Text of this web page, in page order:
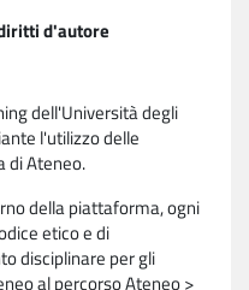
d'autore
dell'Università degli
l'utilizzo delle
di Ateneo.
della piattaforma, ogni
etico e di
disciplinare per gli
al percorso Ateneo >